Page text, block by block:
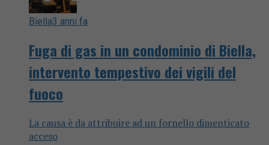
Biella3 anni fa
Fuga di gas in un condominio di Biella,
intervento tempestivo dei vigili del
fuoco
La causa è da attribuire ad un fornello dimenticato
acceso